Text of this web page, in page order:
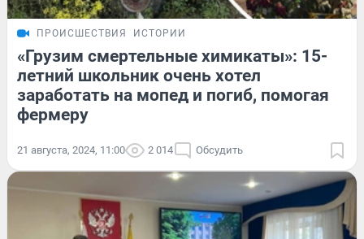
ПРОИСШЕСТВИЯ ИСТОРИИ
«Грузим смертельные химикаты»: 15-
летний школьник очень хотел
заработать на мопед и погиб, помогая
фермеру
21 августа, 2024, 11:00 2 014 Обсудить